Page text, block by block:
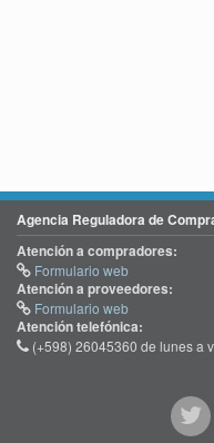
Agencia Reguladora de
Atención a compradores:
Formulario web
Atención a proveedores:
Formulario web
Atención telefónica:
(+598) 26045360 de lunes a